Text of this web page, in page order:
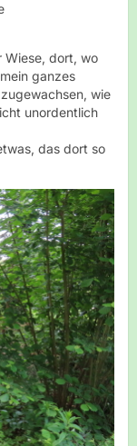
Wiese, dort, wo
ganzes
wie
unordentlich
das dort so